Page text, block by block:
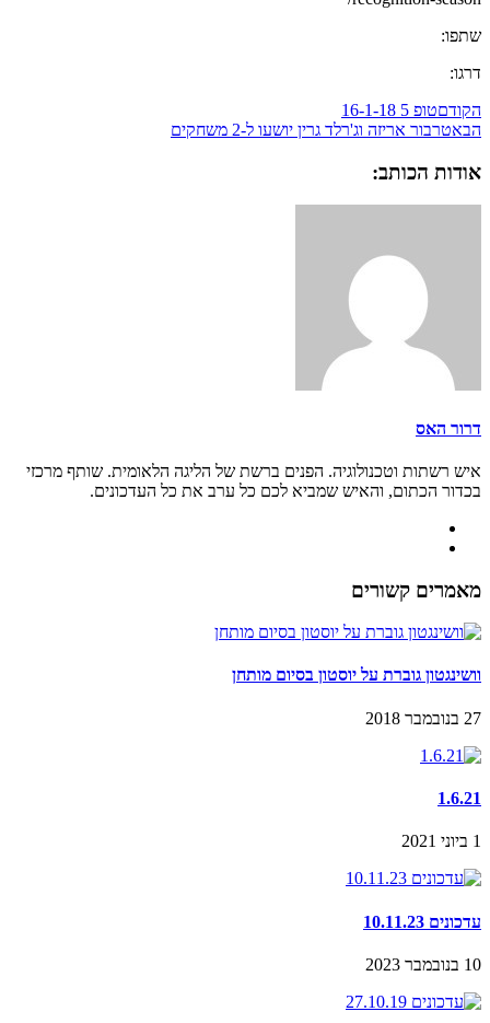
שתפו:
דרגו:
הקודםטופ 5 16-1-18
הבאטרבור אריזה וג'רלד גרין יושעו ל-2 משחקים
אודות הכותב:
דרור האס
איש רשתות וטכנולוגיה. הפנים ברשת של הליגה הלאומית. שותף מרכזי
בכדור הכתום, והאיש שמביא לכם כל ערב את כל העדכונים.
מאמרים קשורים
וושינגטון גוברת על יוסטון בסיום מותחן
27 בנובמבר 2018
1.6.21
1 ביוני 2021
עדכונים 10.11.23
10 בנובמבר 2023